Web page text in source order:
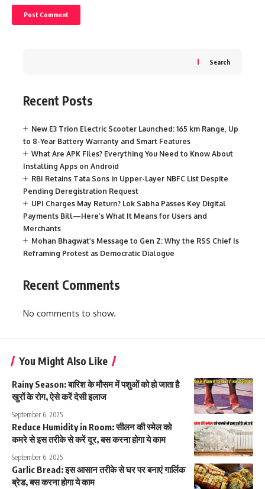
Search
Recent Posts
New E3 Trion Electric Scooter Launched: 165 km Range, Up
to 8-Year Battery Warranty and Smart Features
What Are APK Files? Everything You Need to Know About
Installing Apps on Android
RBI Retains Tata Sons in Upper-Layer NBFC List Despite
Pending Deregistration Request
UPI Charges May Return? Lok Sabha Passes Key Digital
Payments Bill—Here’s What It Means for Users and
Merchants
Mohan Bhagwat’s Message to Gen Z: Why the RSS Chief Is
Reframing Protest as Democratic Dialogue
Recent Comments
No comments to show.
You Might Also Like
Rainy Season: बारिश के मौसम में पशुओं को हो जाता है
खुरों के रोग, ऐसे करें देसी इलाज
September 6, 2025
Reduce Humidity in Room: सीलन की स्मेल को
कमरे से इस तरीके से करें दूर, बस करना होगा ये काम
September 6, 2025
Garlic Bread: इस आसान तरीके से घर पर बनाएं गार्लिक
ब्रेड, बस करना होगा ये काम